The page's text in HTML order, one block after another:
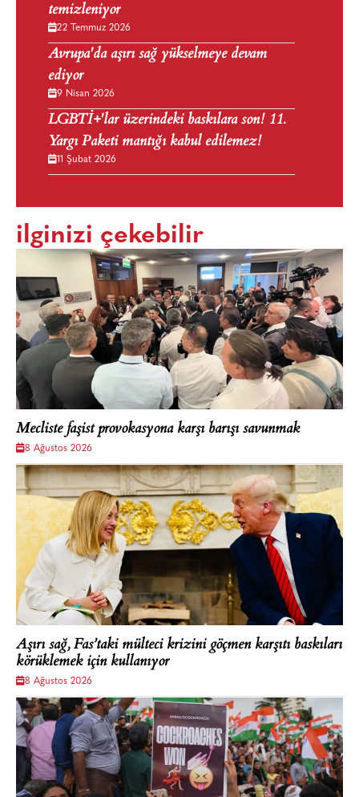
temizleniyor
22 Temmuz 2026
Avrupa'da aşırı sağ yükselmeye devam
ediyor
9 Nisan 2026
LGBTİ+'lar üzerindeki baskılara son! 11.
Yargı Paketi mantığı kabul edilemez!
11 Şubat 2026
ilginizi çekebilir
Mecliste faşist provokasyona karşı barışı savunmak
8 Ağustos 2026
Aşırı sağ, Fas’taki mülteci krizini göçmen karşıtı baskıları
körüklemek için kullanıyor
8 Ağustos 2026